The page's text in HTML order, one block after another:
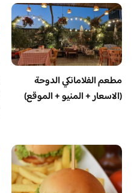
مطعم الفلامانكي الدوحة
(الاسعار + المنيو + الموقع)